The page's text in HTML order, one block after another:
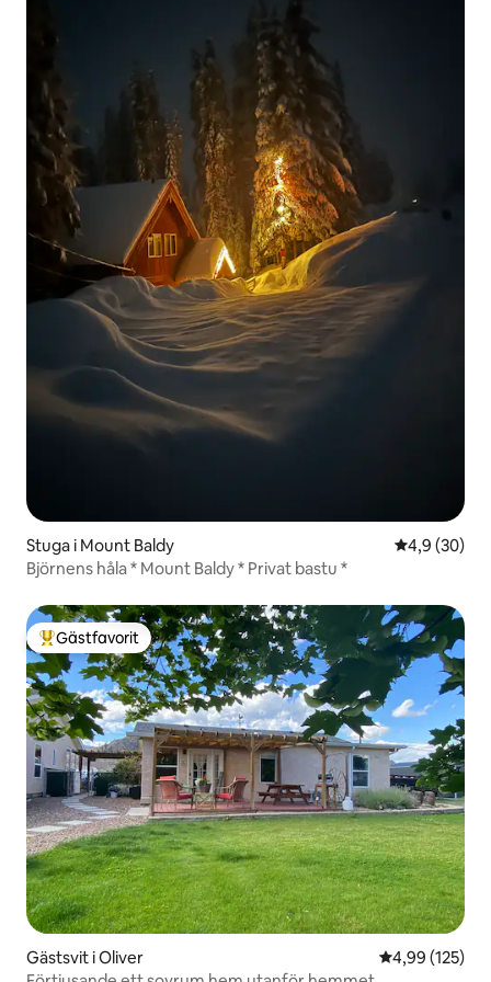
Stuga i Mount Baldy 4,9 av 5 i
4,9 (30)
Björnens håla * Mount Baldy * Privat bastu *
Populär gästfavorit
Gästfavorit
Gästsvit i Oliver 4,99 av 5 i
4,99 (125)